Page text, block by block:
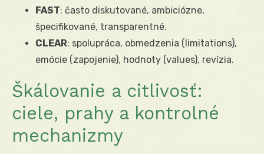
FAST: často diskutované, ambiciózne,
špecifikované, transparentné.
CLEAR: spolupráca, obmedzenia (limitations),
emócie (zapojenie), hodnoty (values), revízia.
Škálovanie a citlivosť:
ciele, prahy a kontrolné
mechanizmy